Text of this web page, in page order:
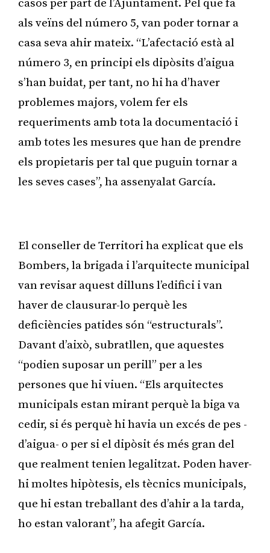
casos per part de l’Ajuntament. Pel que fa
als veïns del número 5, van poder tornar a
casa seva ahir mateix. “L’afectació està al
número 3, en principi els dipòsits d’aigua
s’han buidat, per tant, no hi ha d’haver
problemes majors, volem fer els
requeriments amb tota la documentació i
amb totes les mesures que han de prendre
els propietaris per tal que puguin tornar a
les seves cases”, ha assenyalat García.
El conseller de Territori ha explicat que els
Bombers, la brigada i l’arquitecte municipal
van revisar aquest dilluns l’edifici i van
haver de clausurar-lo perquè les
deficiències patides són “estructurals”.
Davant d’això, subratllen, que aquestes
“podien suposar un perill” per a les
persones que hi viuen. “Els arquitectes
municipals estan mirant perquè la biga va
cedir, si és perquè hi havia un excés de pes -
d’aigua- o per si el dipòsit és més gran del
que realment tenien legalitzat. Poden haver-
hi moltes hipòtesis, els tècnics municipals,
que hi estan treballant des d’ahir a la tarda,
ho estan valorant”, ha afegit García.